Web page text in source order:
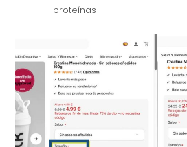
proteínas